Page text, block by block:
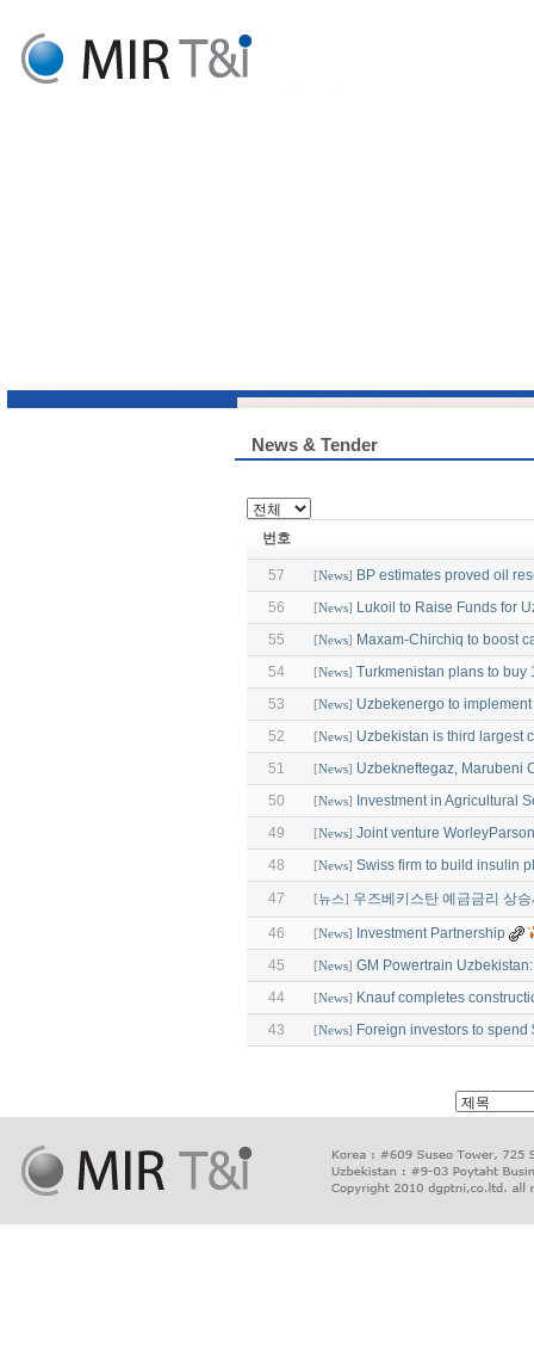
News & Tender
번호
57 [News]
BP estimates proved oil
56
[News]
Lukoil to Raise Funds for
55
[News]
Maxam-Chirchiq to boost
54
[News] Turkmenistan plans to
53
[News] Uzbekenergo to
52
[News] Uzbekistan is third largest
51
[News] Uzbekneftegaz, Marubeni
50
[News]
Investment in Agricultural
49
[News] Joint venture
48
[News] Swiss firm to build insulin
47
[뉴스] 우즈베키스탄 예금금리 상
46 [News]
Investment Partnership
45
[News] GM Powertrain
44
[News]
Knauf completes
43
[News] Foreign investors to
장
마
사
출